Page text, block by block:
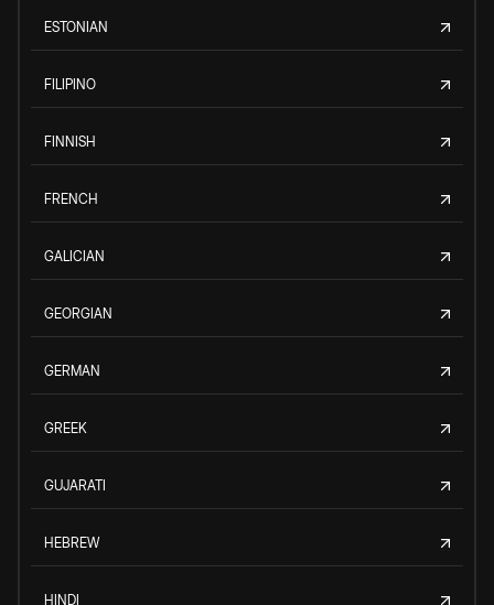
ESTONIAN
FILIPINO
FINNISH
FRENCH
GALICIAN
GEORGIAN
GERMAN
GREEK
GUJARATI
HEBREW
HINDI